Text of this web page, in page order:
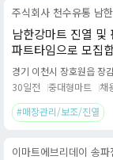
주식회사 천수유통 남
남한강마트 진열
파트타임으로 모집
경기 이천시 장호원읍 장
30일전
중대형마트
채
#매장관리/보조/진열
이마트에브리데이 송파